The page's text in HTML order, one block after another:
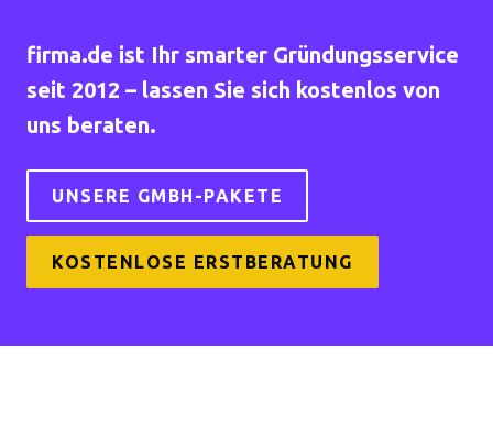
firma.de ist Ihr smarter Gründungsservice
seit 2012 – lassen Sie sich kostenlos von
uns beraten.
UNSERE GMBH-PAKETE
KOSTENLOSE ERSTBERATUNG